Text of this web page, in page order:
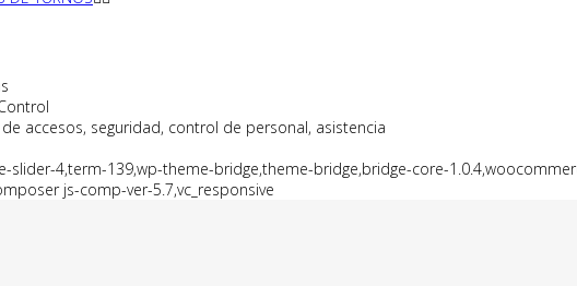
accesos, seguridad, control de personal, asistencia
slider-4,term-139,wp-theme-bridge,theme-bridge,bridge-core-
js-comp-ver-5.7,vc_responsive